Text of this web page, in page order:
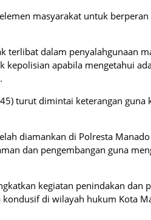
masyarakat untuk
terlibat dalam penyalahgunaan
kepolisian apabila mengetahui
turut dimintai keterangan guna
diamankan di Polresta
dan pengembangan guna
kegiatan penindakan dan
di wilayah hukum Kota